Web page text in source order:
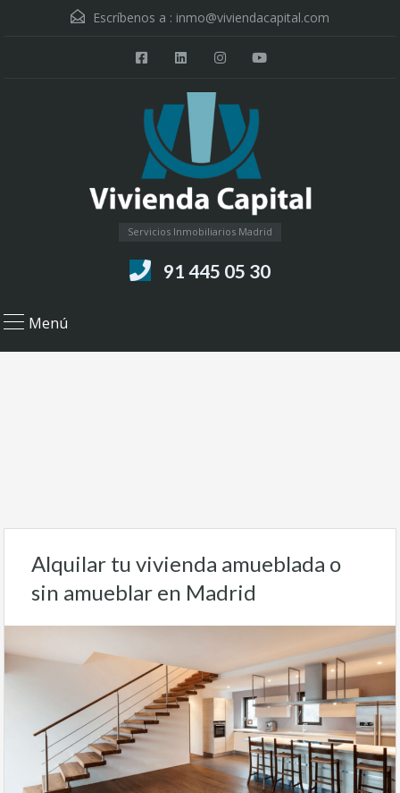
Escríbenos a : inmo@viviendacapital.com
Servicios Inmobiliarios Madrid
91 445 05 30
Menú
Alquilar tu vivienda amueblada o
sin amueblar en Madrid